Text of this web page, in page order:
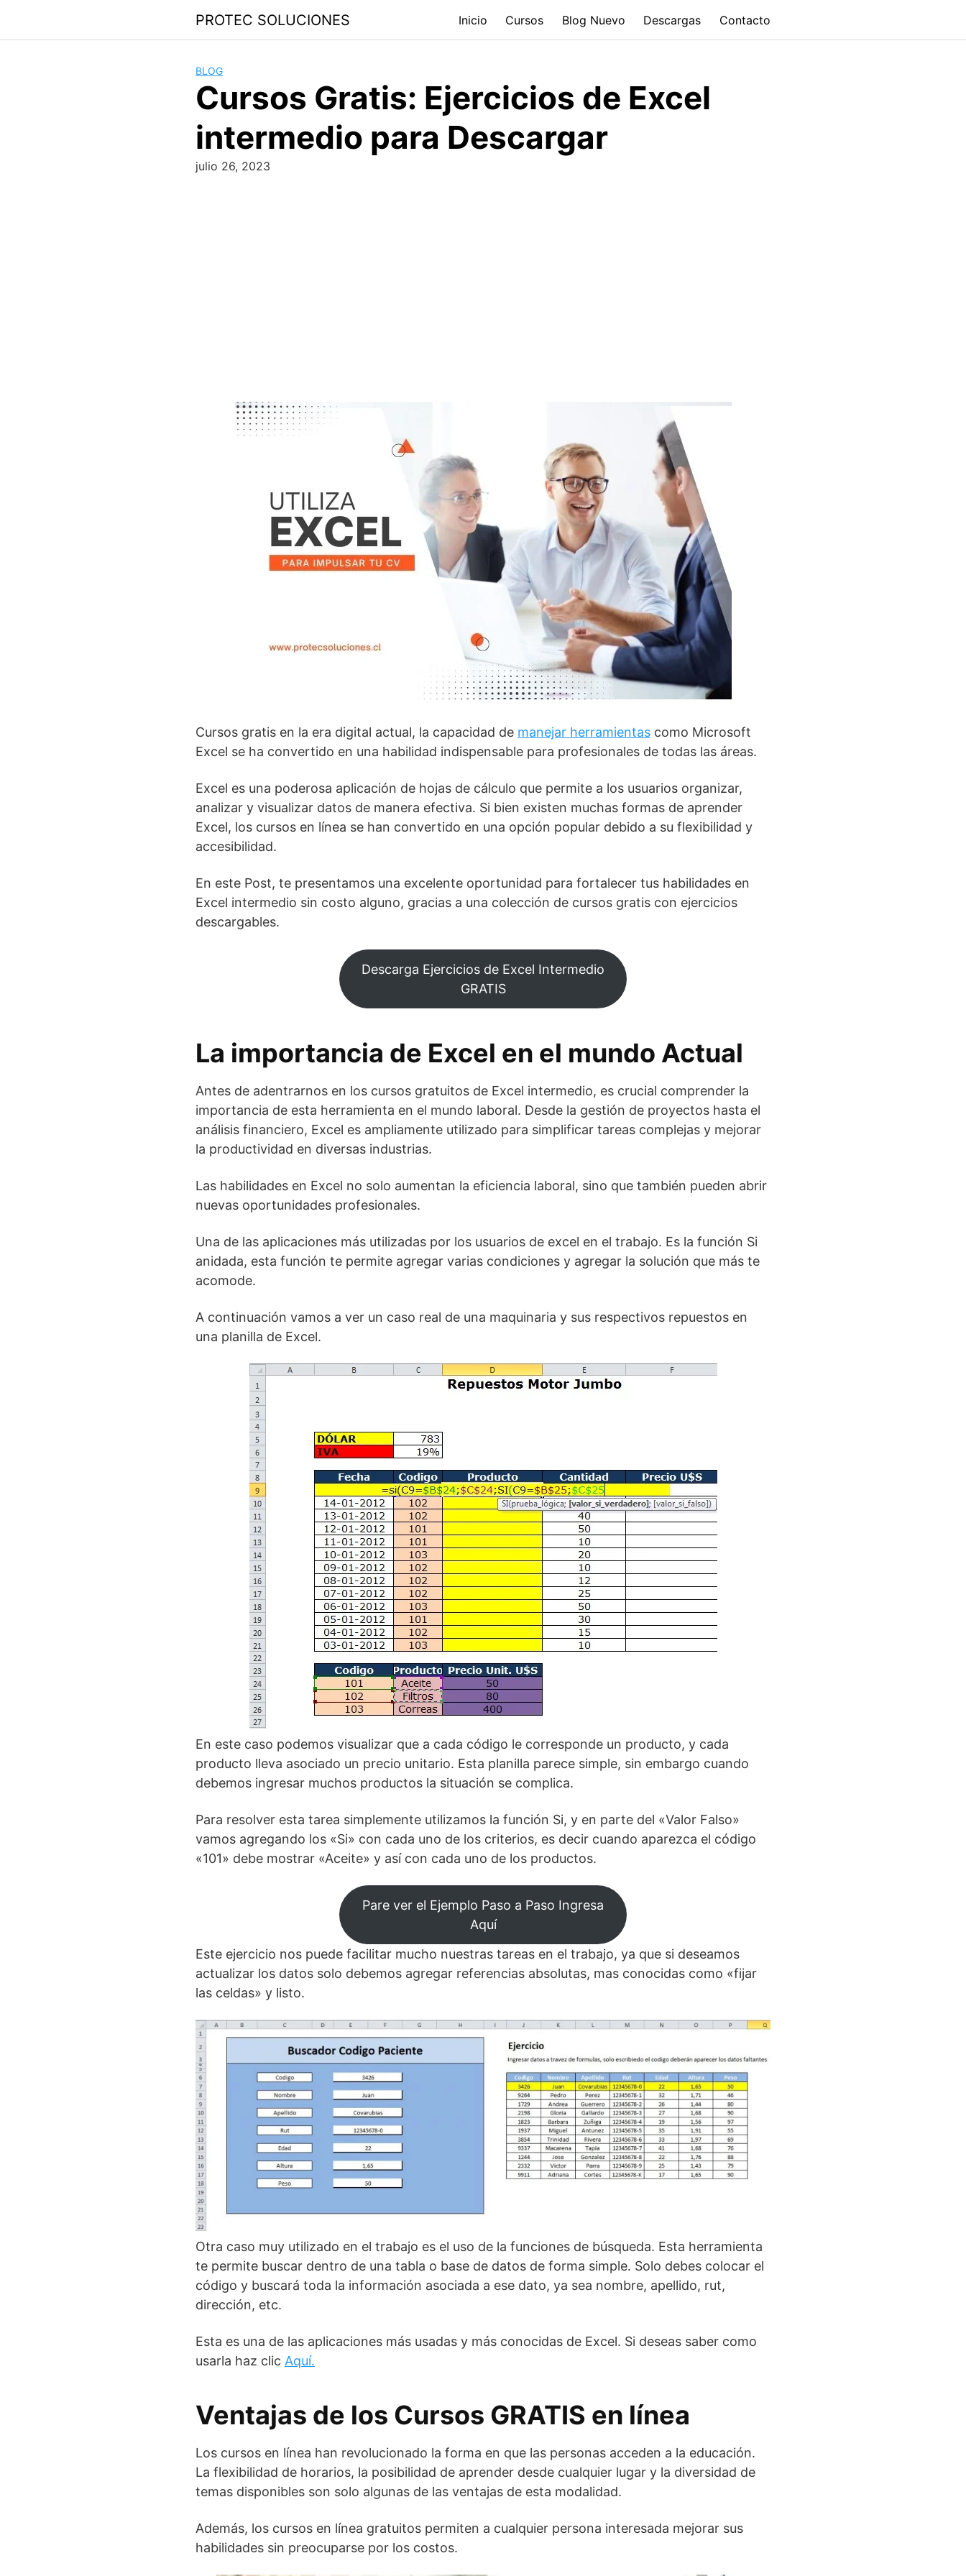
PROTEC SOLUCIONES Inicio Cursos Blog Nuevo Descargas Contacto
BLOG
Cursos Gratis: Ejercicios de Excel
intermedio para Descargar
julio 26, 2023
Cursos gratis en la era digital actual, la capacidad de manejar herramientas como Microsoft
Excel se ha convertido en una habilidad indispensable para profesionales de todas las áreas.
Excel es una poderosa aplicación de hojas de cálculo que permite a los usuarios organizar,
analizar y visualizar datos de manera efectiva. Si bien existen muchas formas de aprender
Excel, los cursos en línea se han convertido en una opción popular debido a su flexibilidad y
accesibilidad.
En este Post, te presentamos una excelente oportunidad para fortalecer tus habilidades en
Excel intermedio sin costo alguno, gracias a una colección de cursos gratis con ejercicios
descargables.
Descarga Ejercicios de Excel Intermedio
GRATIS
La importancia de Excel en el mundo Actual
Antes de adentrarnos en los cursos gratuitos de Excel intermedio, es crucial comprender la
importancia de esta herramienta en el mundo laboral. Desde la gestión de proyectos hasta el
análisis financiero, Excel es ampliamente utilizado para simplificar tareas complejas y mejorar
la productividad en diversas industrias.
Las habilidades en Excel no solo aumentan la eficiencia laboral, sino que también pueden abrir
nuevas oportunidades profesionales.
Una de las aplicaciones más utilizadas por los usuarios de excel en el trabajo. Es la función Si
anidada, esta función te permite agregar varias condiciones y agregar la solución que más te
acomode.
A continuación vamos a ver un caso real de una maquinaria y sus respectivos repuestos en
una planilla de Excel.
En este caso podemos visualizar que a cada código le corresponde un producto, y cada
producto lleva asociado un precio unitario. Esta planilla parece simple, sin embargo cuando
debemos ingresar muchos productos la situación se complica.
Para resolver esta tarea simplemente utilizamos la función Si, y en parte del «Valor Falso»
vamos agregando los «Si» con cada uno de los criterios, es decir cuando aparezca el código
«101» debe mostrar «Aceite» y así con cada uno de los productos.
Pare ver el Ejemplo Paso a Paso Ingresa
Aquí
Este ejercicio nos puede facilitar mucho nuestras tareas en el trabajo, ya que si deseamos
actualizar los datos solo debemos agregar referencias absolutas, mas conocidas como «fijar
las celdas» y listo.
Otra caso muy utilizado en el trabajo es el uso de la funciones de búsqueda. Esta herramienta
te permite buscar dentro de una tabla o base de datos de forma simple. Solo debes colocar el
código y buscará toda la información asociada a ese dato, ya sea nombre, apellido, rut,
dirección, etc.
Esta es una de las aplicaciones más usadas y más conocidas de Excel. Si deseas saber como
usarla haz clic Aquí.
Ventajas de los Cursos GRATIS en línea
Los cursos en línea han revolucionado la forma en que las personas acceden a la educación.
La flexibilidad de horarios, la posibilidad de aprender desde cualquier lugar y la diversidad de
temas disponibles son solo algunas de las ventajas de esta modalidad.
Además, los cursos en línea gratuitos permiten a cualquier persona interesada mejorar sus
habilidades sin preocuparse por los costos.